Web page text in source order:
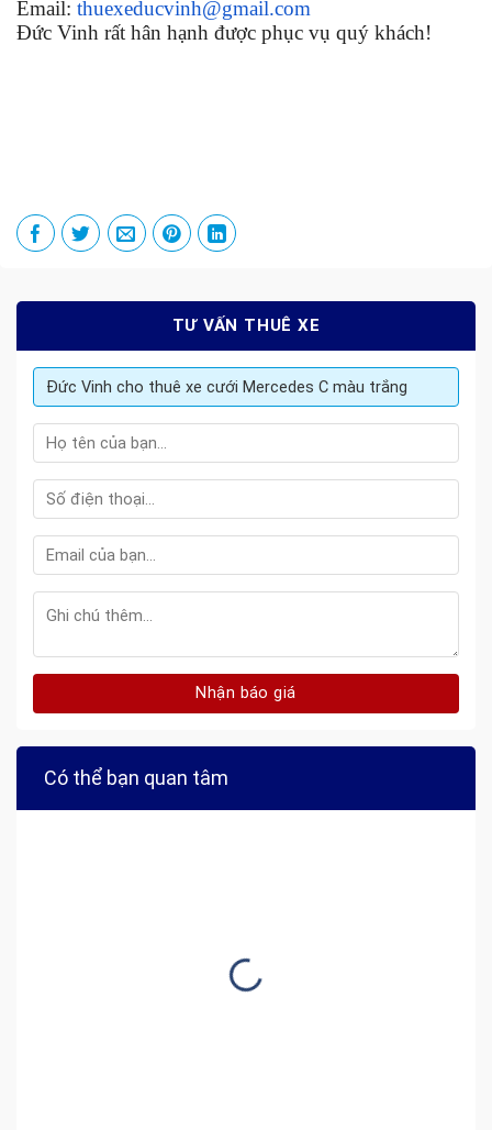
Email: thuexeducvinh@gmail.com
Đức Vinh rất hân hạnh được phục vụ quý khách!
TƯ VẤN THUÊ XE
Có thể bạn quan tâm